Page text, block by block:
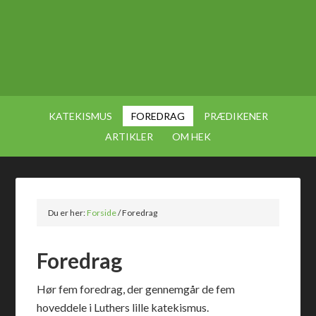
KATEKISMUS FOREDRAG
PRÆDIKENER
ARTIKLER
OM HEK
Du er her:Forside/Foredrag
Foredrag
Hør fem foredrag, der gennemgår de fem
hoveddele i Luthers lille katekismus.